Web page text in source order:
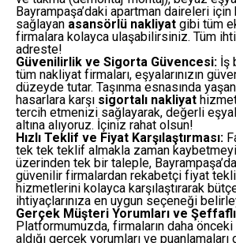
Bayrampaşa’daki apartman daireleri için
sağlayan asansörlü nakliyat gibi tüm
firmalara kolayca ulaşabilirsiniz. Tüm
adreste!
Güvenilirlik ve Sigorta Güvencesi: İş
tüm nakliyat firmaları, eşyalarınızın
düzeyde tutar. Taşınma esnasında
hasarlara karşı sigortalı nakliyat
tercih etmenizi sağlayarak, değerli
altına alıyoruz. İçiniz rahat olsun!
Hızlı Teklif ve Fiyat Karşılaştırması:
tek tek teklif almakla zaman
üzerinden tek bir taleple,
güvenilir firmalardan rekabetçi fiyat
hizmetlerini kolayca karşılaştırarak
ihtiyaçlarınıza en uygun seçeneği
Gerçek Müşteri Yorumları ve
Platformumuzda, firmaların daha
aldığı gerçek yorumları ve puanlamaları